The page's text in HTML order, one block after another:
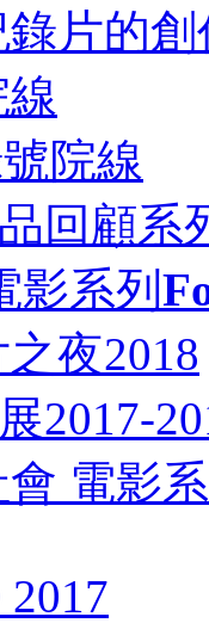
片的
院線
回顧系
影系列
夜2018
2017-
電影